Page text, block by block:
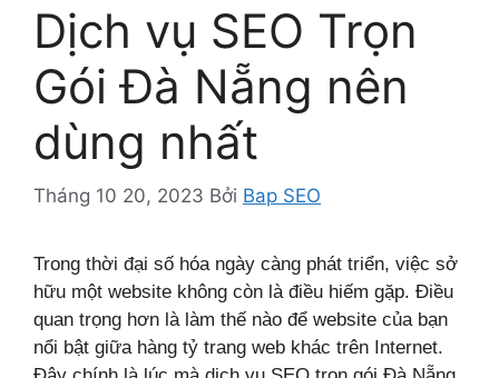
Dịch vụ SEO Trọn
Gói Đà Nẵng nên
dùng nhất
Tháng 10 20, 2023 Bởi Bap SEO
Trong thời đại số hóa ngày càng phát triển, việc sở
hữu một website không còn là điều hiếm gặp. Điều
quan trọng hơn là làm thế nào để website của bạn
nổi bật giữa hàng tỷ trang web khác trên Internet.